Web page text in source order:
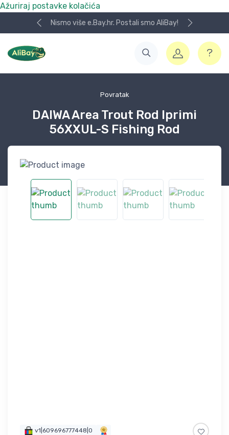
Ažuriraj postavke kolačića
Nismo više e.Bay.hr. Postali smo AliBay!
Povratak
DAIWA Area Trout Rod Iprimi
56XXUL-S Fishing Rod
v1|609696777448|0